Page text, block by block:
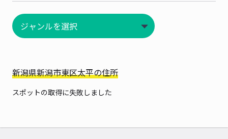
新潟県新潟市東区太平の住所
スポットの取得に失敗しました